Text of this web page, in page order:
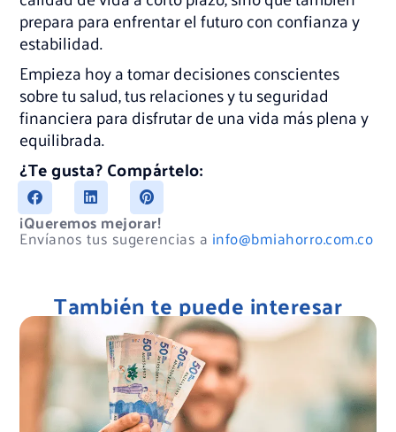
¿Te gusta? Compártelo:
¡Queremos mejorar!
Envíanos tus sugerencias a info@bmiahorro.com.co
prepara para enfrentar el futuro con confianza y
estabilidad.
Empieza hoy a tomar decisiones conscientes
sobre tu salud, tus relaciones y tu seguridad
financiera para disfrutar de una vida más plena y
equilibrada.
También te puede interesar